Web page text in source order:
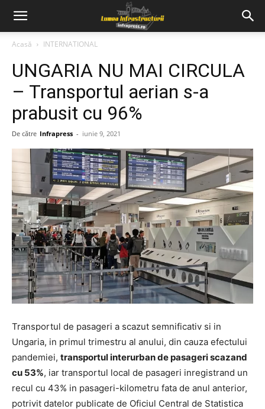
Acasă INTERNATIONAL
UNGARIA NU MAI CIRCULA
– Transportul aerian s-a
prabusit cu 96%
De către Infrapress - iunie 9, 2021
Transportul de pasageri a scazut semnificativ si in
Ungaria, in primul trimestru al anului, din cauza efectului
pandemiei, transportul interurban de pasageri scazand
cu 53%, iar transportul local de pasageri inregistrand un
recul cu 43% in pasageri-kilometru fata de anul anterior,
potrivit datelor publicate de Oficiul Central de Statistica